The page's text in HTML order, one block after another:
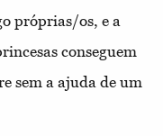
próprias/os, e a
conseguem
sem a ajuda de um